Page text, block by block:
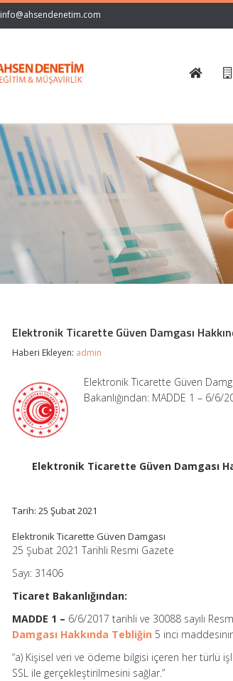
info@ahsendenetim.com
Elektronik Ticarette Güven Damgası
Haberi Ekleyen: admin
Elektronik Ticarette Güven
Bakanlığından: MADDE 1 – 6/6/
Elektronik Ticarette Güven Damgası
Tarih: 25 Şubat 2021
Elektronik Ticarette Güven Damgası
25 Şubat 2021 Tarihli Resmi Gazete
Sayı: 31406
Ticaret Bakanlığından:
MADDE 1 – 6/6/2017 tarihli ve 30088 sayılı
Damgası Hakkında Tebliğin 5 inci
“a) Kişisel veri ve ödeme bilgisi içeren her türlü
SSL ile gerçekleştirilmesini sağlar.”